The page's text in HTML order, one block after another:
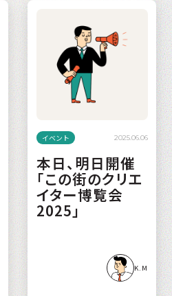
イベント 2025.06.06
本日、明日開催
「この街のクリエ
イター博覧会
2025」
K.M